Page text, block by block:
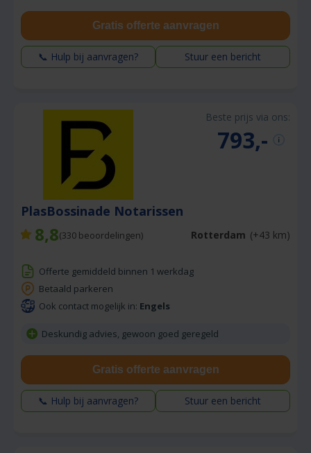
Gratis offerte aanvragen
📞 Hulp bij aanvragen? Stuur een bericht
Beste prijs via ons:
793,-
PlasBossinade Notarissen
8,8(330 beoordelingen) Rotterdam (+43 km)
Offerte gemiddeld binnen 1 werkdag
Betaald parkeren
Ook contact mogelijk in: Engels
Deskundig advies, gewoon goed geregeld
Gratis offerte aanvragen
📞 Hulp bij aanvragen? Stuur een bericht